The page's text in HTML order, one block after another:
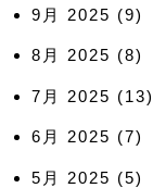
9月 2025 (9)
8月 2025 (8)
7月 2025 (13)
6月 2025 (7)
5月 2025 (5)